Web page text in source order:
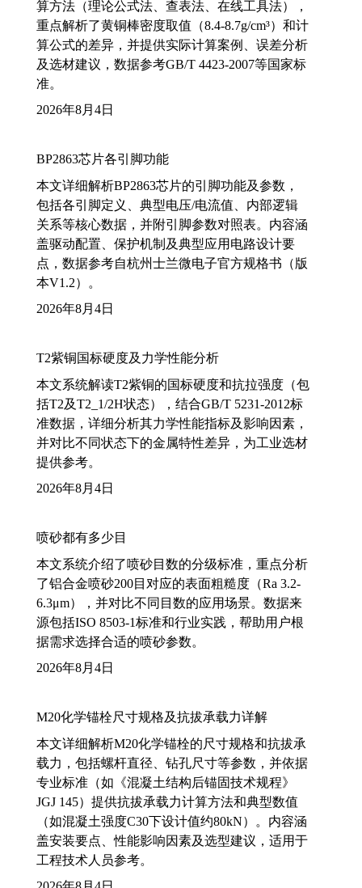
算方法（理论公式法、查表法、在线工具法），
重点解析了黄铜棒密度取值（8.4-8.7g/cm³）和计
算公式的差异，并提供实际计算案例、误差分析
及选材建议，数据参考GB/T 4423-2007等国家标
准。
2026年8月4日
BP2863芯片各引脚功能
本文详细解析BP2863芯片的引脚功能及参数，
包括各引脚定义、典型电压/电流值、内部逻辑
关系等核心数据，并附引脚参数对照表。内容涵
盖驱动配置、保护机制及典型应用电路设计要
点，数据参考自杭州士兰微电子官方规格书（版
本V1.2）。
2026年8月4日
T2紫铜国标硬度及力学性能分析
本文系统解读T2紫铜的国标硬度和抗拉强度（包
括T2及T2_1/2H状态），结合GB/T 5231-2012标
准数据，详细分析其力学性能指标及影响因素，
并对比不同状态下的金属特性差异，为工业选材
提供参考。
2026年8月4日
喷砂都有多少目
本文系统介绍了喷砂目数的分级标准，重点分析
了铝合金喷砂200目对应的表面粗糙度（Ra 3.2-
6.3μm），并对比不同目数的应用场景。数据来
源包括ISO 8503-1标准和行业实践，帮助用户根
据需求选择合适的喷砂参数。
2026年8月4日
M20化学锚栓尺寸规格及抗拔承载力详解
本文详细解析M20化学锚栓的尺寸规格和抗拔承
载力，包括螺杆直径、钻孔尺寸等参数，并依据
专业标准（如《混凝土结构后锚固技术规程》
JGJ 145）提供抗拔承载力计算方法和典型数值
（如混凝土强度C30下设计值约80kN）。内容涵
盖安装要点、性能影响因素及选型建议，适用于
工程技术人员参考。